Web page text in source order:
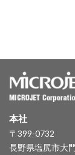
本社
〒399-0732
長野県塩尻市大